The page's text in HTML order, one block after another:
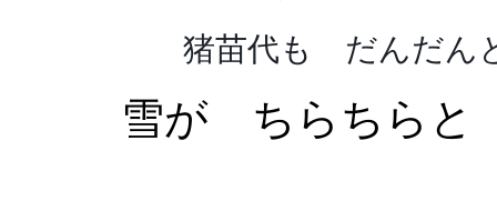
猪苗代も だんだ
雪が ちらちらと